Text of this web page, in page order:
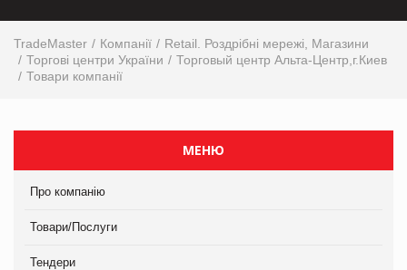
TradeMaster Компанії
Retail. Роздрібні мережі, Магазини
Торгові центри України
Торговый центр Альта-Центр,г.Киев
Товари компанії
МЕНЮ
Про компанію
Товари/Послуги
Тендери